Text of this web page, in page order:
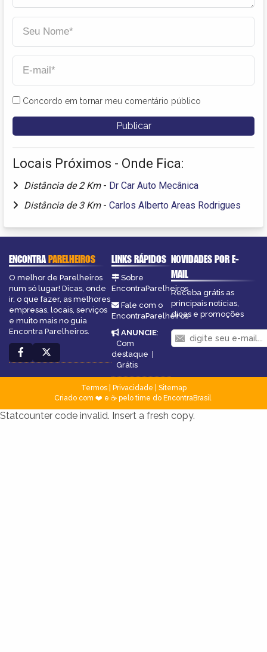
Concordo em tornar meu comentário público
Locais Próximos - Onde Fica:
Distância de 2 Km - Dr Car Auto Mecânica
Distância de 3 Km - Carlos Alberto Areas Rodrigues
ENCONTRAPARELHEIROS
O melhor de Parelheiros
num só lugar! Dicas, onde
ir, o que fazer, as melhores
empresas, locais, serviços
e muito mais no guia
Encontra Parelheiros.
LINKS RÁPIDOS
Sobre
EncontraParelheiros
Fale com o
EncontraParelheiros
ANUNCIE:
Com
destaque |
Grátis
NOVIDADES POR E-
MAIL
Receba grátis as
principais notícias,
dicas e promoções
Termos| Privacidade
Sitemap
Criado com ❤️ e ☕ pelo time do EncontraBrasil
Statcounter code invalid. Insert a fresh copy.